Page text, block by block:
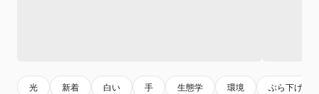
光 新着 白い 手 生態学 環境 ぶら下げ